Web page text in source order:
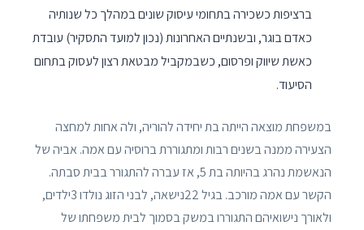
ברציפות כשכירה בתחומי עיסוק שונים במהלך כל שנותיה
כאדם בוגר, ובשנתיים האחרונות (נכון למועד התסקיר) עובדת
כאשת שיווק ופרסום, כשבמקביל מבטאת רצון לעסוק בתחום
הסיעוד.
במשפחת מוצאה הייתה בת יחידה להוריה, ולה אחות למחצה
הצעירה ממנה בשנים רבות ומתגוררת ברוסיה עם אמה. אביה של
הנאשמת נהרג בהיותה בת 5, אז עברה להתגורר בבית סבתה.
הקשר עם אמה מורכב. בגיל 22נישאה, לבני הזוג נולדו 3ילדים,
ולאורך נישואיהם התגוררו במשק בסמוך לבית משפחתו של